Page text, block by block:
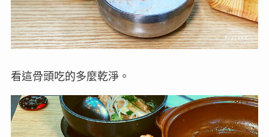
看這骨頭吃的多麼乾淨。